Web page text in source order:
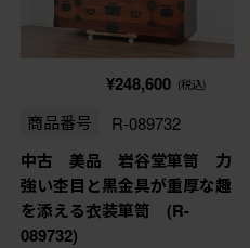
¥248,600 (税込)
商品番号 R-089732
中古 美品 岩谷堂箪笥 力
強い杢目と黒金具が重厚な趣
を添える衣装箪笥 (R-
089732)